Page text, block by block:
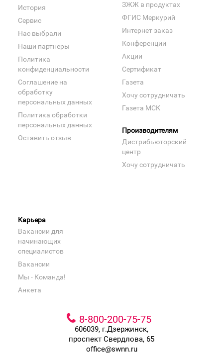
История
Сервис
Нас выбрали
Наши партнеры
Политика
конфиденциальности
Соглашение на
обработку
персональных данных
Политика обработки
персональных данных
Оставить отзыв
ЗЖЖ в продуктах
ФГИС Меркурий
Интернет заказ
Конференции
Акции
Сертификат
Газета
Хочу сотрудничать
Газета МСК
Производителям
Дистрибьюторский
центр
Хочу сотрудничать
Карьера
Вакансии для
начинающих
специалистов
Вакансии
Мы - Команда!
Анкета
8-800-200-75-75
606039, г.Дзержинск,
проспект Свердлова, 65
office@swnn.ru